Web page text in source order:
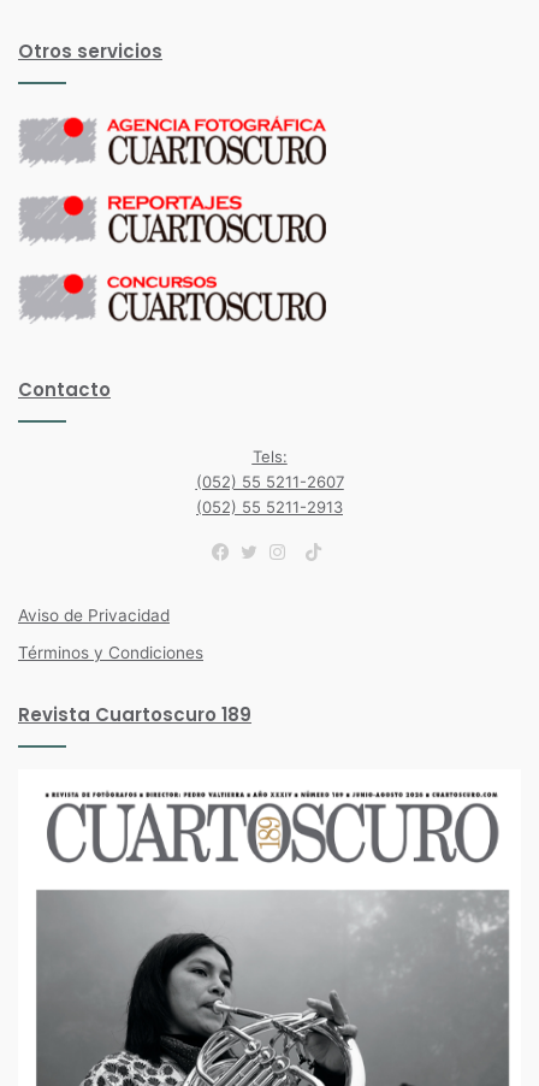
Otros servicios
Contacto
Tels:
(052) 55 5211-2607
(052) 55 5211-2913
TikTok
Aviso de Privacidad
Términos y Condiciones
Revista Cuartoscuro 189